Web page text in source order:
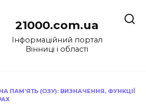
21000.com.ua
Інформаційний портал
Вінниці і області
ПАМ’ЯТЬ (ОЗУ): ВИЗНАЧЕННЯ, ФУНКЦІЇ